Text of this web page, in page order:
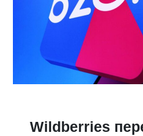
Wildberries